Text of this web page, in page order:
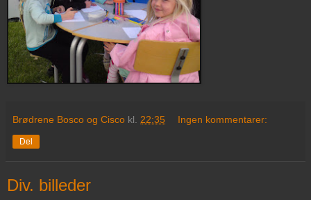
Brødrene Bosco og Cisco kl. 22:35 Ingen kommentarer:
Del
Div. billeder